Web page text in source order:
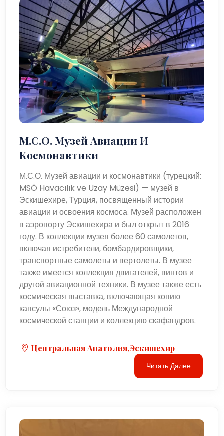
М.С.О. Музей Авиации И
Космонавтики
М.С.О. Музей авиации и космонавтики (турецкий:
MSÖ Havacılık ve Uzay Müzesi) — музей в
Эскишехире, Турция, посвященный истории
авиации и освоения космоса. Музей расположен
в аэропорту Эскишехира и был открыт в 2016
году. В коллекции музея более 60 самолетов,
включая истребители, бомбардировщики,
транспортные самолеты и вертолеты. В музее
также имеется коллекция двигателей, винтов и
другой авиационной техники. В музее также есть
космическая выставка, включающая копию
капсулы «Союз», модель Международной
космической станции и коллекцию скафандров.
Центральная Анатолия,Эскишехир
Читать Далее